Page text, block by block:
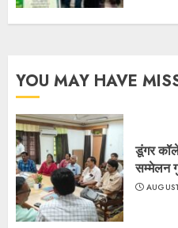
YOU MAY HAVE
डूंगर
सम्मेलन